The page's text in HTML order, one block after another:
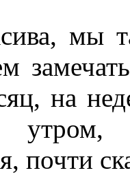
мы
на
утром,
почти